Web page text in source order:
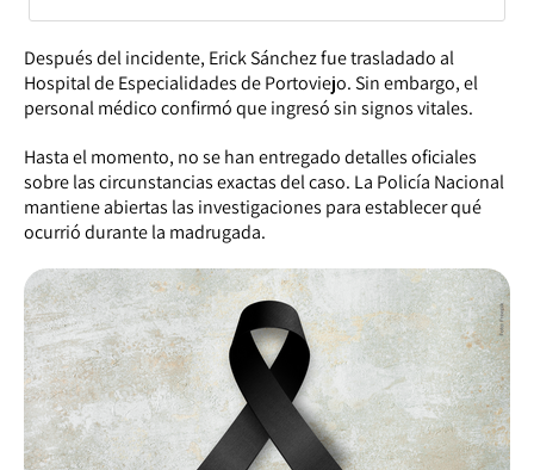
Después del incidente, Erick Sánchez fue trasladado al
Hospital de Especialidades de Portoviejo. Sin embargo, el
personal médico confirmó que ingresó sin signos vitales.
Hasta el momento, no se han entregado detalles oficiales
sobre las circunstancias exactas del caso. La Policía Nacional
mantiene abiertas las investigaciones para establecer qué
ocurrió durante la madrugada.